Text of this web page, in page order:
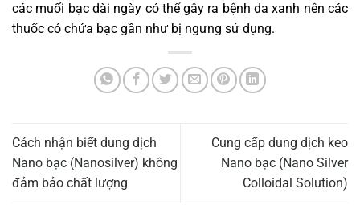
các muối bạc dài ngày có thể gây ra bệnh da xanh nên các
thuốc có chứa bạc gần như bị ngưng sử dụng.
Cách nhận biết dung dịch
Nano bạc (Nanosilver) không
đảm bảo chất lượng
Cung cấp dung dịch keo
Nano bạc (Nano Silver
Colloidal Solution)